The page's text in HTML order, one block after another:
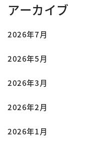
アーカイブ
2026年7月
2026年5月
2026年3月
2026年2月
2026年1月